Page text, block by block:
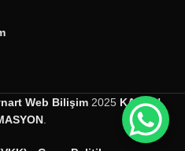
Web Bilişim 2025 KAIZEN